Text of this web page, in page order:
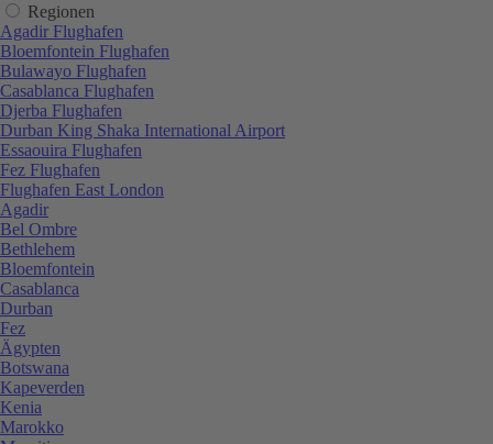
Regionen
Agadir Flughafen
Bloemfontein Flughafen
Bulawayo Flughafen
Casablanca Flughafen
Djerba Flughafen
Durban King Shaka International Airport
Essaouira Flughafen
Fez Flughafen
Flughafen East London
Agadir
Bel Ombre
Bethlehem
Bloemfontein
Casablanca
Durban
Fez
Ägypten
Botswana
Kapeverden
Kenia
Marokko